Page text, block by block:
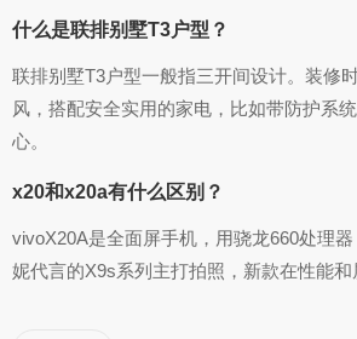
什么是联排别墅T3户型？
联排别墅T3户型一般指三开间设计。装修
风，搭配安全实用的家电，比如带防护系
心。
x20和x20a有什么区别？
vivoX20A是全面屏手机，用骁龙660处理
妮代言的X9s系列主打拍照，新款在性能和